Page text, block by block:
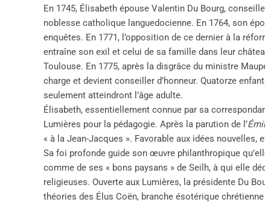
En 1745, Élisabeth épouse Valentin Du Bourg,
noblesse catholique languedocienne. En 1764, son
enquêtes. En 1771, l’opposition de ce dernier à la
entraîne son exil et celui de sa famille dans leur
Toulouse. En 1775, après la disgrâce du ministre
charge et devient conseiller d’honneur. Quatorze
seulement atteindront l’âge adulte.
Élisabeth, essentiellement connue par sa
Lumières pour la pédagogie. Après la parution de l’
« à la Jean-Jacques ». Favorable aux idées
Sa foi profonde guide son œuvre philanthropique
comme de ses « bons paysans » de Seilh, à qui elle
religieuses. Ouverte aux Lumières, la présidente Du
théories des Élus Coën, branche ésotérique